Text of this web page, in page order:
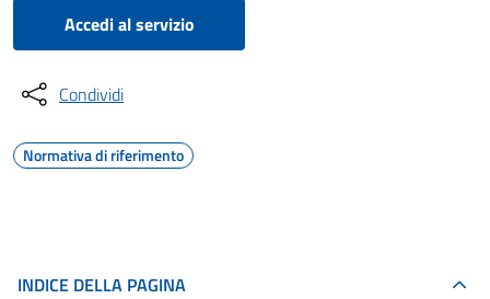
Accedi al servizio
Condividi
Normativa di riferimento
INDICE DELLA PAGINA